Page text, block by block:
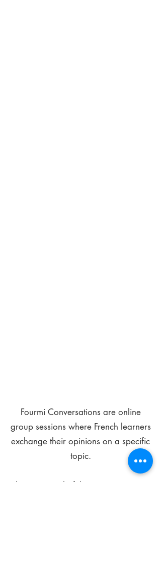
Fourmi Conversations are online
group sessions where French learners
exchange their opinions on a specific
topic.
The main goal of these meetings is to